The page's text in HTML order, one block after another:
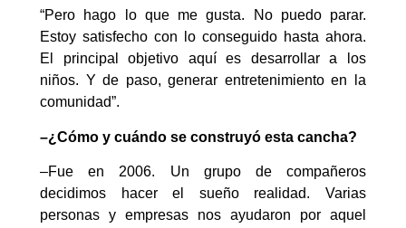
“Pero hago lo que me gusta. No puedo parar.
Estoy satisfecho con lo conseguido hasta ahora.
El principal objetivo aquí es desarrollar a los
niños. Y de paso, generar entretenimiento en la
comunidad”.
–¿Cómo y cuándo se construyó esta cancha?
–Fue en 2006. Un grupo de compañeros
decidimos hacer el sueño realidad. Varias
personas y empresas nos ayudaron por aquel